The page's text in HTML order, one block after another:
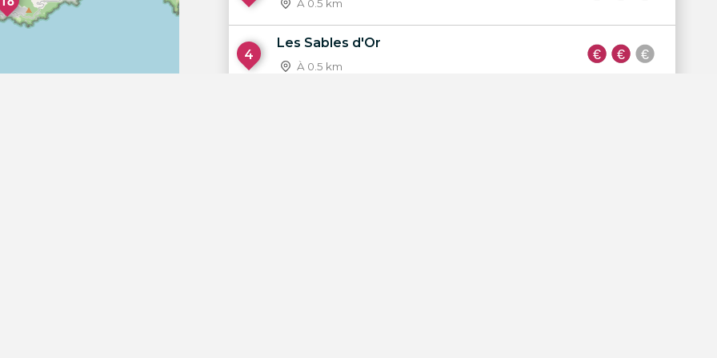
À 0.5 km
4
Les Sables d'Or
À 0.5 km